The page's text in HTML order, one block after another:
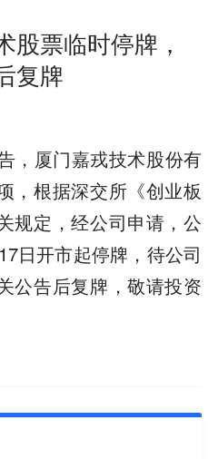
股票临时停牌，
复牌
，厦门嘉戎技术股份有
，根据深交所《创业板
规定，经公司申请，公
日开市起停牌，待公司
公告后复牌，敬请投资